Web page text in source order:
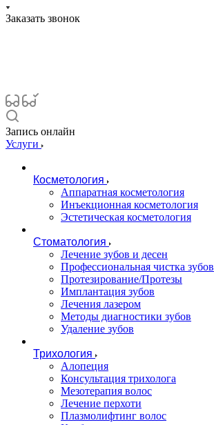
Заказать звонок
Запись онлайн
Услуги
Косметология
Аппаратная косметология
Инъекционная косметология
Эстетическая косметология
Стоматология
Лечение зубов и десен
Профессиональная чистка зубов
Протезирование/Протезы
Имплантация зубов
Лечения лазером
Методы диагностики зубов
Удаление зубов
Трихология
Алопеция
Консультация трихолога
Мезотерапия волос
Лечение перхоти
Плазмолифтинг волос